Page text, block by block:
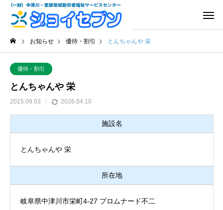
お知らせ 優待・割引 とんちゃんや 栄
優待・割引
とんちゃんや 栄
2015.09.03 2026.04.10
施設名
とんちゃんや 栄
所在地
岐阜県中津川市栄町4-27 プロムナード不二